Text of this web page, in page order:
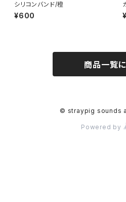
シリコンバンド/橙
¥600
商品一覧
© straypig sounds
Powered by